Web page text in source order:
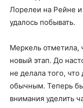
Лорелеи на Рейне и
удалось побывать.
Меркель отметила,
новый этап. До
не делала того,
обычным. Теперь
внимания уделить